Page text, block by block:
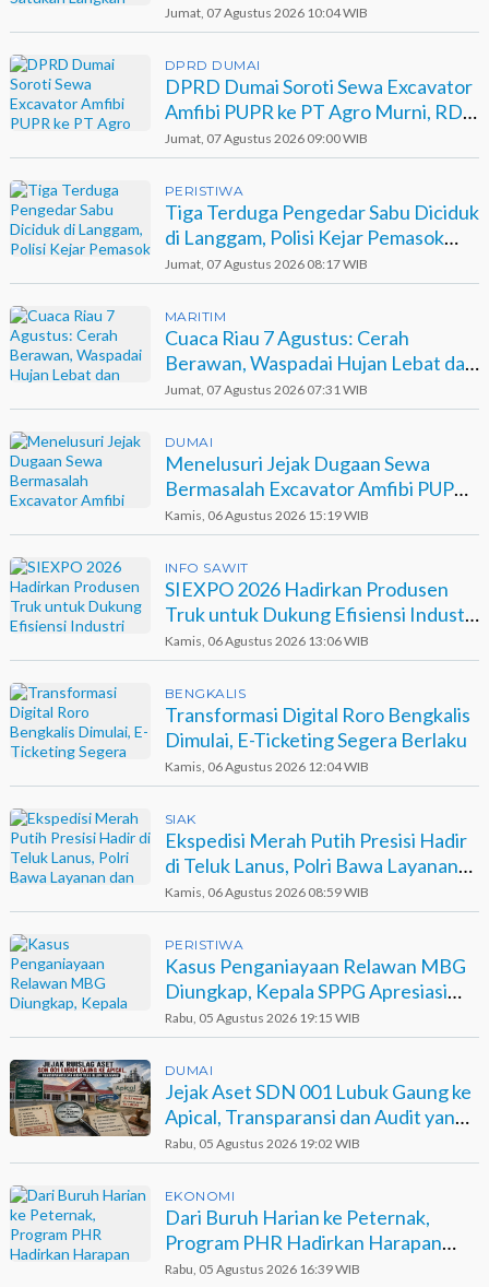
Jumat, 07 Agustus 2026 10:04 WIB
DPRD DUMAI
DPRD Dumai Soroti Sewa Excavator
Amfibi PUPR ke PT Agro Murni, RDP
Jadi Opsi
Jumat, 07 Agustus 2026 09:00 WIB
PERISTIWA
Tiga Terduga Pengedar Sabu Diciduk
di Langgam, Polisi Kejar Pemasok
Berinisial GA
Jumat, 07 Agustus 2026 08:17 WIB
MARITIM
Cuaca Riau 7 Agustus: Cerah
Berawan, Waspadai Hujan Lebat dan
Petir
Jumat, 07 Agustus 2026 07:31 WIB
DUMAI
Menelusuri Jejak Dugaan Sewa
Bermasalah Excavator Amfibi PUPR
Dumai di Agro Murni
Kamis, 06 Agustus 2026 15:19 WIB
INFO SAWIT
SIEXPO 2026 Hadirkan Produsen
Truk untuk Dukung Efisiensi Industri
Sawit
Kamis, 06 Agustus 2026 13:06 WIB
BENGKALIS
Transformasi Digital Roro Bengkalis
Dimulai, E-Ticketing Segera Berlaku
Kamis, 06 Agustus 2026 12:04 WIB
SIAK
Ekspedisi Merah Putih Presisi Hadir
di Teluk Lanus, Polri Bawa Layanan
dan Harapan
Kamis, 06 Agustus 2026 08:59 WIB
PERISTIWA
Kasus Penganiayaan Relawan MBG
Diungkap, Kepala SPPG Apresiasi
Kinerja Polisi
Rabu, 05 Agustus 2026 19:15 WIB
DUMAI
Jejak Aset SDN 001 Lubuk Gaung ke
Apical, Transparansi dan Audit yang
Belum Terjawab
Rabu, 05 Agustus 2026 19:02 WIB
EKONOMI
Dari Buruh Harian ke Peternak,
Program PHR Hadirkan Harapan
Baru bagi Suku Sakai
Rabu, 05 Agustus 2026 16:39 WIB